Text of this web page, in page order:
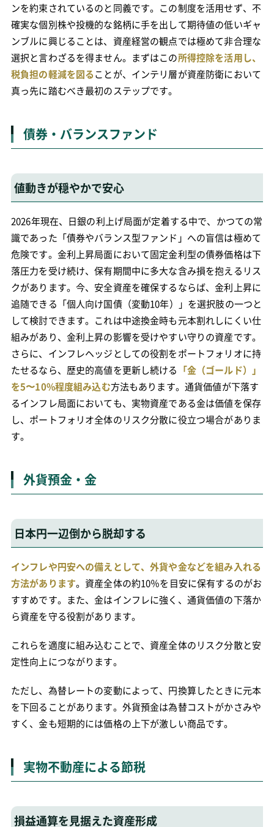
ンを約束されているのと同義です。この制度を活用せず、不
確実な個別株や投機的な銘柄に手を出して期待値の低いギャ
ンブルに興じることは、資産経営の観点では極めて非合理な
選択と言わざるを得ません。まずはこの所得控除を活用し、
税負担の軽減を図ることが、インテリ層が資産防衛において
真っ先に踏むべき最初のステップです。
債券・バランスファンド
値動きが穏やかで安心
2026年現在、日銀の利上げ局面が定着する中で、かつての常
識であった「債券やバランス型ファンド」への盲信は極めて
危険です。金利上昇局面において固定金利型の債券価格は下
落圧力を受け続け、保有期間中に多大な含み損を抱えるリス
クがあります。今、安全資産を確保するならば、金利上昇に
追随できる「個人向け国債（変動10年）」を選択肢の一つと
して検討できます。これは中途換金時も元本割れしにくい仕
組みがあり、金利上昇の影響を受けやすい守りの資産です。
さらに、インフレヘッジとしての役割をポートフォリオに持
たせるなら、歴史的高値を更新し続ける 「金（ゴールド）」
を5〜10%程度組み込む方法もあります。通貨価値が下落す
るインフレ局面においても、実物資産である金は価値を保存
し、ポートフォリオ全体のリスク分散に役立つ場合がありま
す。
外貨預金・金
日本円一辺倒から脱却する
インフレや円安への備えとして、外貨や金などを組み入れる
方法があります。資産全体の約10％を目安に保有するのがお
すすめです。また、金はインフレに強く、通貨価値の下落か
ら資産を守る役割があります。
これらを適度に組み込むことで、資産全体のリスク分散と安
定性向上につながります。
ただし、為替レートの変動によって、円換算したときに元本
を下回ることがあります。外貨預金は為替コストがかさみや
すく、金も短期的には価格の上下が激しい商品です。
実物不動産による節税
損益通算を見据えた資産形成